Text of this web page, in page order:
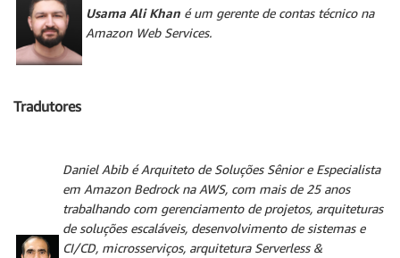
Usama Ali Khan é um gerente de contas técnico na
Amazon Web Services.
Tradutores
Daniel Abibé Arquiteto de Soluções Sênior e Especialista
em Amazon Bedrock na AWS, com mais de 25 anos
trabalhando com gerenciamento de projetos, arquiteturas
de soluções escaláveis, desenvolvimento de sistemas e
CI/CD, microsserviços, arquitetura Serverless &